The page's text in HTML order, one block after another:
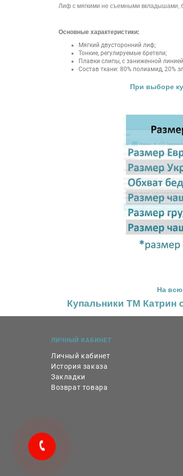
Лиф с мягкими не съемными вкладышами,
Основные характеристики:
Мягкий двусторонний лиф;
Тонкие, регулируемые бретели;
Плавки слипы, с заниженной
Состав ткани: 80% полиамид, 20%
При выборе
На всю
Купальники ТМ Катрин
ЛИЧНЫЙ КАБИНЕТ
Личный кабинет
История заказа
Закладки
Возврат товара